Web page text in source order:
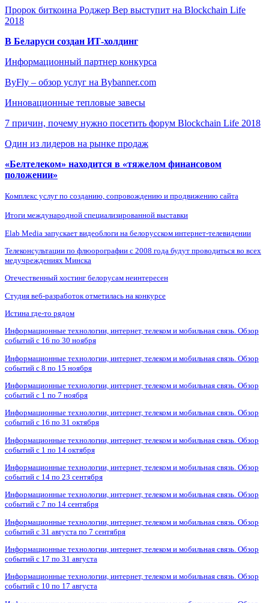
Пророк биткоина Роджер Вер выступит на Blockchain Life
2018
В Беларуси создан ИТ-холдинг
Информационный партнер конкурса
ByFly – обзор услуг на Bybanner.com
Инновационные тепловые завесы
7 причин, почему нужно посетить форум Blockchain Life 2018
Один из лидеров на рынке продаж
«Белтелеком» находится в «тяжелом финансовом
положении»
Комплекс услуг по созданию, сопровождению и продвижению сайта
Итоги международной специализированной выставки
Elab Media запускает видеоблоги на белорусском интернет-телевидении
Телеконсультации по флюорографии с 2008 года будут проводиться во всех
медучреждениях Минска
Отечественный хостинг белорусам неинтересен
Студия веб-разработок отметилась на конкурсе
Истина где-то рядом
Информационные технологии, интернет, телеком и мобильная связь. Обзор
событий с 16 по 30 ноября
Информационные технологии, интернет, телеком и мобильная связь. Обзор
событий с 8 по 15 ноября
Информационные технологии, интернет, телеком и мобильная связь. Обзор
событий с 1 по 7 ноября
Информационные технологии, интернет, телеком и мобильная связь. Обзор
событий с 16 по 31 октября
Информационные технологии, интернет, телеком и мобильная связь. Обзор
событий с 1 по 14 октября
Информационные технологии, интернет, телеком и мобильная связь. Обзор
событий с 14 по 23 сентября
Информационные технологии, интернет, телеком и мобильная связь. Обзор
событий с 7 по 14 сентября
Информационные технологии, интернет, телеком и мобильная связь. Обзор
событий с 31 августа по 7 сентября
Информационные технологии, интернет, телеком и мобильная связь. Обзор
событий с 17 по 31 августа
Информационные технологии, интернет, телеком и мобильная связь. Обзор
событий с 10 по 17 августа